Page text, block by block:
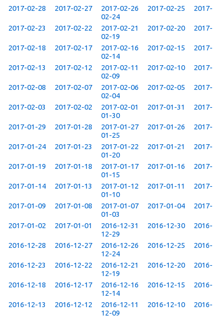
2017-02-28
2017-02-27 2017-02-26 2017-02-25
2017-
02-24
2017-02-23
2017-02-22 2017-02-21 2017-02-20
2017-
02-19
2017-02-18
2017-02-17 2017-02-16 2017-02-15
2017-
02-14
2017-02-13
2017-02-12 2017-02-11 2017-02-10
2017-
02-09
2017-02-08
2017-02-07 2017-02-06 2017-02-05
2017-
02-04
2017-02-03
2017-02-02 2017-02-01 2017-01-31
2017-
01-30
2017-01-29
2017-01-28 2017-01-27 2017-01-26
2017-
01-25
2017-01-24
2017-01-23 2017-01-22 2017-01-21
2017-
01-20
2017-01-19
2017-01-18 2017-01-17 2017-01-16
2017-
01-15
2017-01-14
2017-01-13 2017-01-12 2017-01-11
2017-
01-10
2017-01-09
2017-01-08 2017-01-07 2017-01-04
2017-
01-03
2017-01-02
2017-01-01 2016-12-31 2016-12-30
2016-
12-29
2016-12-28
2016-12-27 2016-12-26 2016-12-25
2016-
12-24
2016-12-23
2016-12-22 2016-12-21 2016-12-20
2016-
12-19
2016-12-18
2016-12-17 2016-12-16 2016-12-15
2016-
12-14
2016-12-13
2016-12-12 2016-12-11 2016-12-10
2016-
12-09